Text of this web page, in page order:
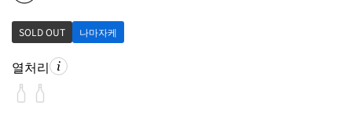
SOLD OUT 나마자케
열처리